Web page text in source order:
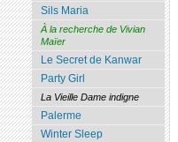
Sils Maria
À la recherche de Vivian
Maïer
Le Secret de Kanwar
Party Girl
La Vieille Dame indigne
Palerme
Winter Sleep